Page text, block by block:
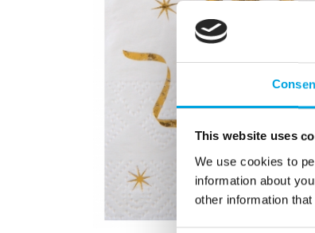
This website uses
We use cookies to
information about
other information